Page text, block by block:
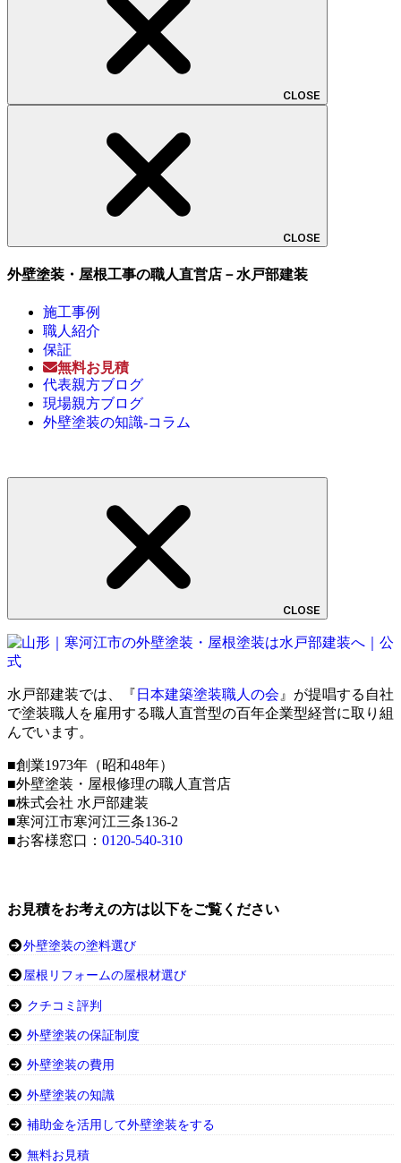
CLOSE
CLOSE
外壁塗装・屋根工事の職人直営店－水戸部建装
施工事例
職人紹介
保証
無料お見積
代表親方ブログ
現場親方ブログ
外壁塗装の知識-コラム
CLOSE
水戸部建装では、『 日本建築塗装職人の会 』が提唱する自社
で塗装職人を雇用する職人直営型の百年企業型経営に取り組
んでいます。
■創業1973年（昭和48年）
■外壁塗装・屋根修理の職人直営店
■株式会社 水戸部建装
■寒河江市寒河江三条136-2
■お客様窓口： 0120-540-310
お見積をお考えの方は以下をご覧ください
外壁塗装の塗料選び
屋根リフォームの屋根材選び
クチコミ評判
外壁塗装の保証制度
外壁塗装の費用
外壁塗装の知識
補助金を活用して外壁塗装をする
無料お見積